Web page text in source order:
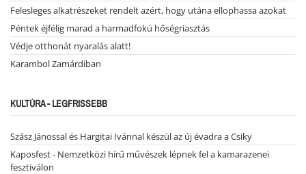
Felesleges alkatrészeket rendelt azért, hogy utána ellophassa azokat
Péntek éjfélig marad a harmadfokú hőségriasztás
Védje otthonát nyaralás alatt!
Karambol Zamárdiban
KULTÚRA - LEGFRISSEBB
Szász Jánossal és Hargitai Ivánnal készül az új évadra a Csiky
Kaposfest - Nemzetközi hírű művészek lépnek fel a kamarazenei
fesztiválon